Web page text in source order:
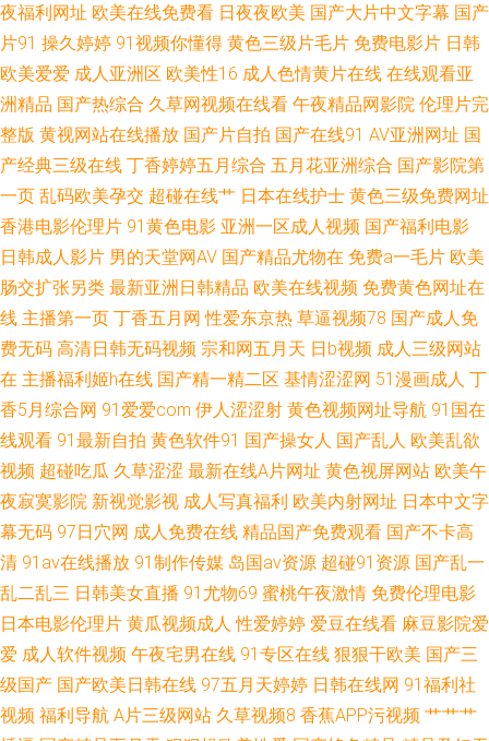
午夜人成 欧美va香蕉在线 操熟女 鈦棒過(gu 国产欧美日韩 亚州 国产精品自
拍最新 亚州另类春色小说 九九视频在线观看视 91视频在线看 青娱乐福利视
频 成全高清视频免费观看 我国合法的配资平台 韩国日本视频 最近免费中文
字幕中 欧美日韩在线一 成人论理视屏 色宗合社区 国产精品第一页视频 亚洲
神马电影在线观看 玖玖爱精品视频 综合欧美亚洲中文 欧美天堂在线视频 超
碰不卡网站 日本一本 肏屄新片 日韩好看电视剧在线播放免费 国产午夜专区
在线观看 中文字幕乱码在线视频 欧美经典日韩精品 成全视频在线观看免费
看视频 要进去了 欧美日韩精品在线 超肉动漫 色播69 黑丝视频 一级特黄a大
片免费 男生女生一起相差差差30免费观看电视剧 电影免费网 网站大全导航
大全 国自产拍影院 亚洲综合色一 日本不卡在线动漫 国产精品第2页 亚洲精
品一 韩国福利一区 亞洲中文字幕第一 欧美国产亚洲精品伦理 91视频国产精
品 欧美一区二区视频 都市激情 亚洲AV综合AV国产AV 久草午夜福利 91JK视
夜福利网址 欧美在线免费看 日夜夜欧美 国产大片中文字幕 国产
片91 操久婷婷 91视频你懂得 黄色三级片毛片 免费电影片 日韩
欧美爱爱 成人亚洲区 欧美性16 成人色情黄片在线 在线观看亚
洲精品 国产热综合 久草网视频在线看 午夜精品网影院 伦理片完
整版 黄视网站在线播放 国产片自拍 国产在线91 AV亚洲网址 国
产经典三级在线 丁香婷婷五月综合 五月花亚洲综合 国产影院第
一页 乱码欧美孕交 超碰在线艹 日本在线护士 黄色三级免费网址
香港电影伦理片 91黄色电影 亚洲一区成人视频 国产福利电影
日韩成人影片 男的天堂网AV 国产精品尤物在 免费a一毛片 欧美
肠交扩张另类 最新亚洲日韩精品 欧美在线视频 免费黄色网址在
线 主播第一页 丁香五月网 性爱东京热 草逼视频78 国产成人免
费无码 高清日韩无码视频 宗和网五月天 日b视频 成人三级网站
在 主播福利姬h在线 国产精一精二区 基情涩涩网 51漫画成人 丁
香5月综合网 91爱爱com 伊人涩涩射 黄色视频网址导航 91国在
线观看 91最新自拍 黄色软件91 国产操女人 国产乱人 欧美乱欲
视频 超碰吃瓜 久草涩涩 最新在线A片网址 黄色视屏网站 欧美午
夜寂寞影院 新视觉影视 成人写真福利 欧美内射网址 日本中文字
幕无码 97日穴网 成人免费在线 精品国产免费观看 国产不卡高
清 91av在线播放 91制作传媒 岛国av资源 超碰91资源 国产乱一
乱二乱三 日韩美女直播 91尤物69 蜜桃午夜激情 免费伦理电影
日本电影伦理片 黄瓜视频成人 性爱婷婷 爱豆在线看 麻豆影院爱
爱 成人软件视频 午夜宅男在线 91专区在线 狠狠干欧美 国产三
级国产 国产欧美日韩在线 97五月天婷婷 日韩在线网 91福利社
视频 福利导航 A片三级网站 久草视频8 香蕉APP污视频 艹艹艹